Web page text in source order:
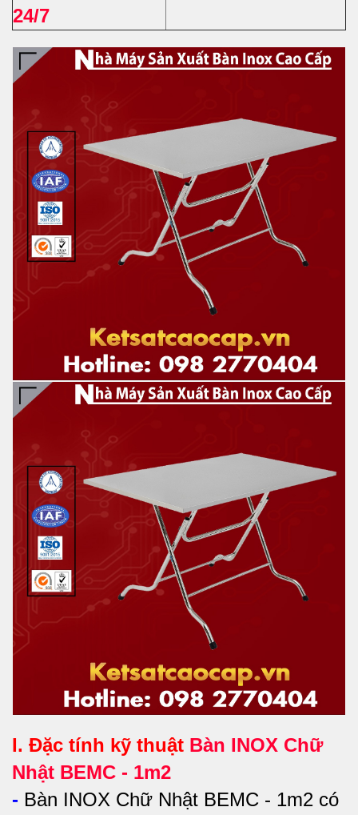
24/7
I. Đặc tính kỹ thuật Bàn INOX Chữ
Nhật BEMC - 1m2
- Bàn INOX Chữ Nhật BEMC - 1m2 có